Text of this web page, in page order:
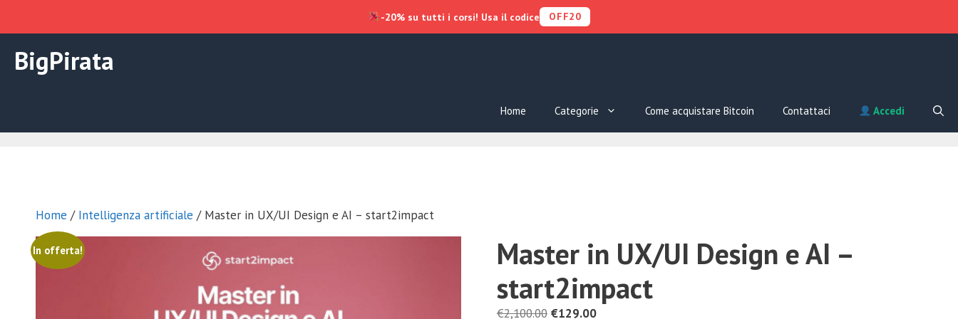
contenuto
BigPirata
Home Categorie Come acquistare Bitcoin Contattaci Accedi
Home / Intelligenza artificiale / Master in UX/UI Design e AI – start2impact
In offerta!
Master in UX/UI Design e AI –
start2impact
€2,100.00 Il
€129.00Il
-20% su tutti i corsi! Usa il codice OFF20